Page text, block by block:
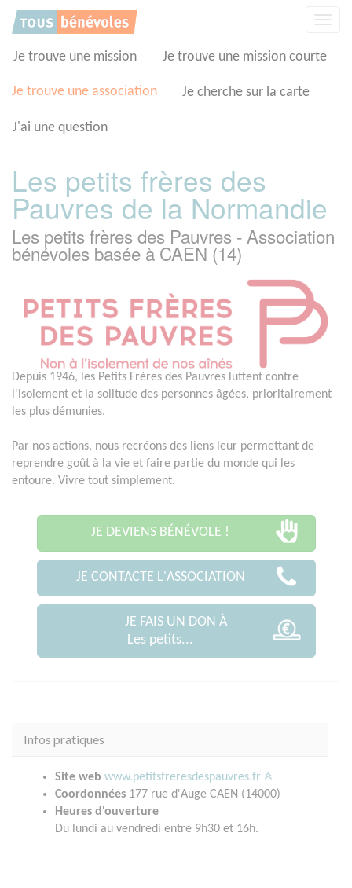
Je trouve une mission Je trouve une mission courte
Je trouve une association Je cherche sur la carte
J'ai une question
Les petits frères des
Pauvres de la Normandie
Les petits frères des Pauvres - Association
bénévoles basée à CAEN (14)
Depuis 1946, les Petits Frères des Pauvres luttent contre
l'isolement et la solitude des personnes âgées, prioritairement
les plus démunies.
Par nos actions, nous recréons des liens leur permettant de
reprendre goût à la vie et faire partie du monde qui les
entoure. Vivre tout simplement.
JE DEVIENS BÉNÉVOLE !
JE CONTACTE L'ASSOCIATION
JE FAIS UN DON À
Les petits...
Infos pratiques
Site web www.petitsfreresdespauvres.fr
Coordonnées 177 rue d'Auge CAEN (14000)
Heures d'ouverture
Du lundi au vendredi entre 9h30 et 16h.
Panneau de gestion des cookies